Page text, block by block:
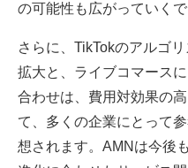
の可能性も広がっていくで
さらに、TikTokのアルゴ
拡大と、ライブコマース
合わせは、費用対効果の
て、多くの企業にとって
想されます。AMNは今後